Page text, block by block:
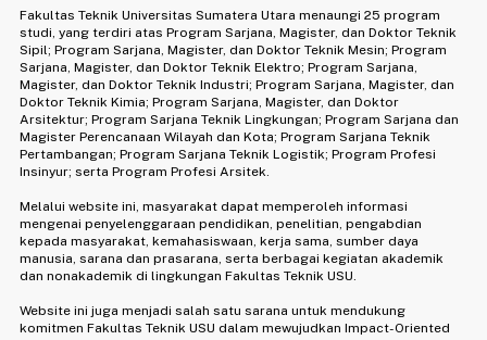
Fakultas Teknik Universitas Sumatera Utara menaungi 25 program
studi, yang terdiri atas Program Sarjana, Magister, dan Doktor Teknik
Sipil; Program Sarjana, Magister, dan Doktor Teknik Mesin; Program
Sarjana, Magister, dan Doktor Teknik Elektro; Program Sarjana,
Magister, dan Doktor Teknik Industri; Program Sarjana, Magister, dan
Doktor Teknik Kimia; Program Sarjana, Magister, dan Doktor
Arsitektur; Program Sarjana Teknik Lingkungan; Program Sarjana dan
Magister Perencanaan Wilayah dan Kota; Program Sarjana Teknik
Pertambangan; Program Sarjana Teknik Logistik; Program Profesi
Insinyur; serta Program Profesi Arsitek.
Melalui website ini, masyarakat dapat memperoleh informasi
mengenai penyelenggaraan pendidikan, penelitian, pengabdian
kepada masyarakat, kemahasiswaan, kerja sama, sumber daya
manusia, sarana dan prasarana, serta berbagai kegiatan akademik
dan nonakademik di lingkungan Fakultas Teknik USU.
Website ini juga menjadi salah satu sarana untuk mendukung
komitmen Fakultas Teknik USU dalam mewujudkan Impact-Oriented